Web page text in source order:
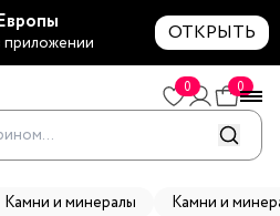
приложении ОТКРЫТЬ
0 0
Камни и минералы Камни и